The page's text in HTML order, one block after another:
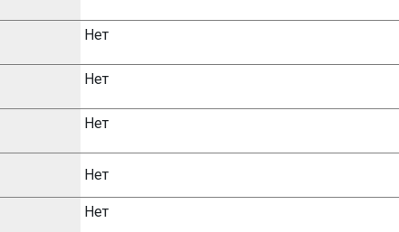
Нет
Нет
Нет
Нет
Нет